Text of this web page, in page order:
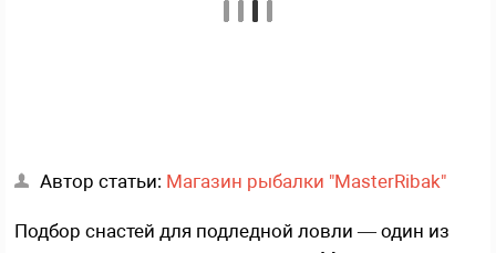
Автор статьи: Магазин рыбалки "MasterRibak"
Подбор снастей для подледной ловли — один из